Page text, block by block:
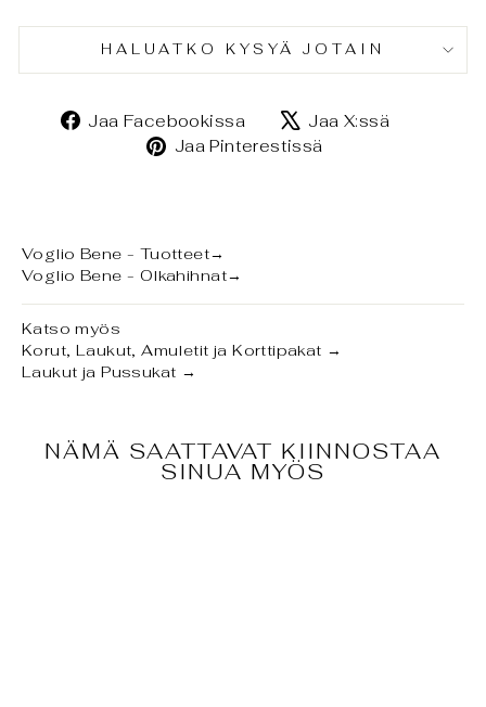
HALUATKO KYSYÄ JOTAIN
Jaa Facebookissa
Jaa
Facebookissa
Jaa X:ssä
Jaa Pinterestissä
Voglio Bene - Tuotteet→
Voglio Bene - Olkahihnat→
Katso myös
Korut, Laukut, Amuletit ja Korttipakat →
Laukut ja Pussukat →
NÄMÄ SAATTAVAT KIINNOSTAA
SINUA MYÖS